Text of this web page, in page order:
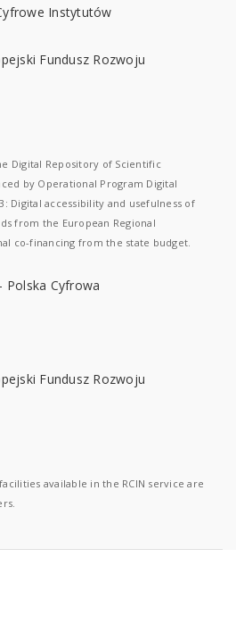
Digital Repository of Scientific
by Operational Program Digital
Digital accessibility and usefulness of
from the European Regional
co-financing from the state budget.
available in the RCIN service are